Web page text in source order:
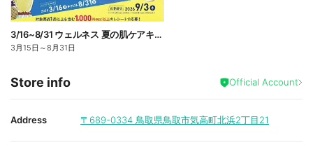
3/16~8/31 ウェルネス 夏の肌ケアキャンペーン
3月15日 ～8月31日
Store info Official Account
Address 〒689-0334 鳥取県鳥取市気高町北浜2丁目21